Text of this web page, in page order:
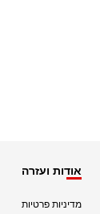
אודות ועזרה
מדיניות פרטיות